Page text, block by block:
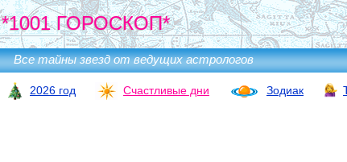
*1001 ГОРОСКОП*
Все тайны звезд от ведущих астрологов
2026 год Счастливые дни Зодиак